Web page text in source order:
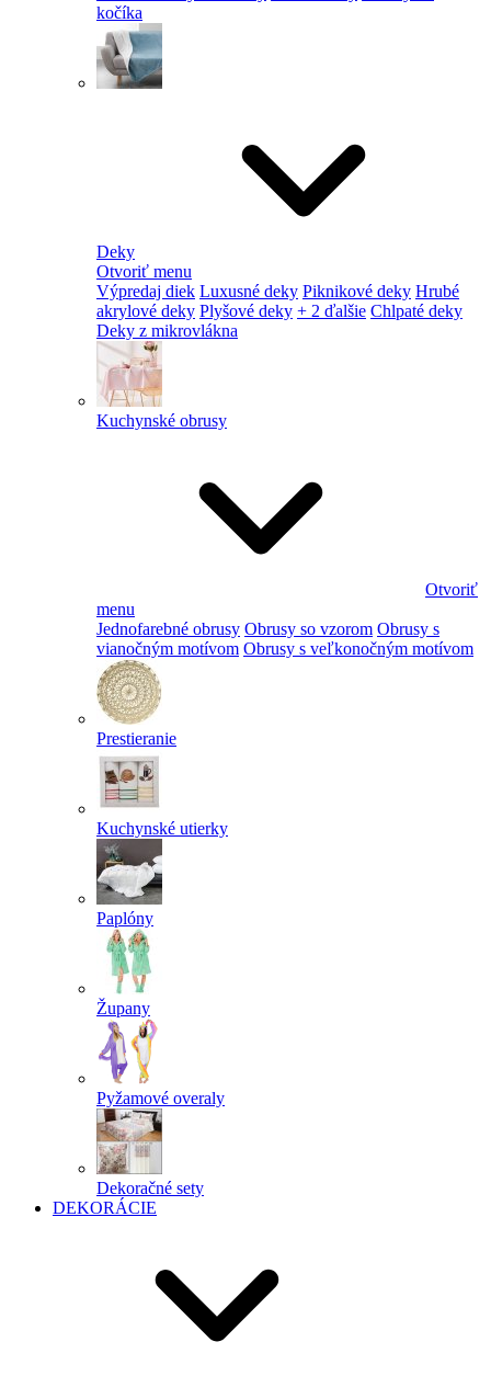
kočíka
Deky
Otvoriť menu
Výpredaj diek Luxusné deky Piknikové deky Hrubé
akrylové deky Plyšové deky + 2 ďalšie Chlpaté deky
Deky z mikrovlákna
Kuchynské obrusy
Otvoriť
menu
Jednofarebné obrusy Obrusy so vzorom Obrusy s
vianočným motívom Obrusy s veľkonočným motívom
Prestieranie
Kuchynské utierky
Paplóny
Župany
Pyžamové overaly
Dekoračné sety
DEKORÁCIE